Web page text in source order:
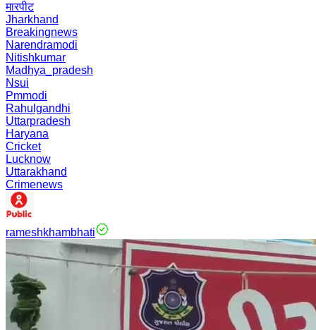
मारपीट
Jharkhand
Breakingnews
Narendramodi
Nitishkumar
Madhya_pradesh
Nsui
Pmmodi
Rahulgandhi
Uttarpradesh
Haryana
Cricket
Lucknow
Uttarakhand
Crimenews
rameshkhambhati